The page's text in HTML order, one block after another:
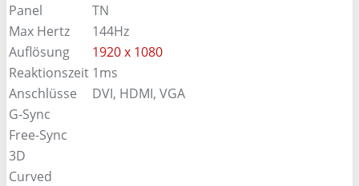
Panel
TN
Max Hertz
144Hz
Auflösung
1920 x 1080
Reaktionszeit 1ms
Anschlüsse
DVI, HDMI, VGA
G-Sync
Free-Sync
3D
Curved